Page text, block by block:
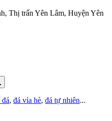
Thị trấn Yên Lâm, Huyện Yên
đá, đá vỉa hè, đá tự nhiên...